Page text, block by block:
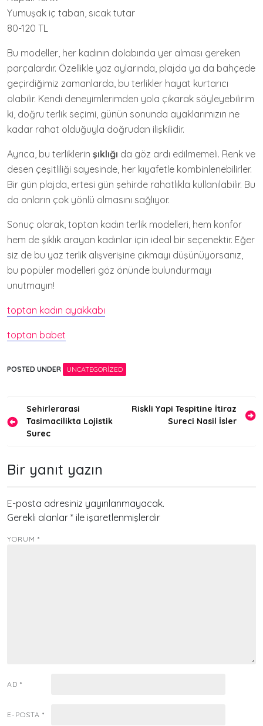
Yumuşak iç taban, sıcak tutar
80-120 TL
Bu modeller, her kadının dolabında yer alması gereken
parçalardır. Özellikle yaz aylarında, plajda ya da bahçede
geçirdiğimiz zamanlarda, bu terlikler hayat kurtarıcı
olabilir. Kendi deneyimlerimden yola çıkarak söyleyebilirim
ki, doğru terlik seçimi, günün sonunda ayaklarımızın ne
kadar rahat olduğuyla doğrudan ilişkilidir.
Ayrıca, bu terliklerin şıklığı da göz ardı edilmemeli. Renk ve
desen çeşitliliği sayesinde, her kıyafetle kombinlenebilirler.
Bir gün plajda, ertesi gün şehirde rahatlıkla kullanılabilir. Bu
da onların çok yönlü olmasını sağlıyor.
Sonuç olarak, toptan kadın terlik modelleri, hem konfor
hem de şıklık arayan kadınlar için ideal bir seçenektir. Eğer
siz de bu yaz terlik alışverişine çıkmayı düşünüyorsanız,
bu popüler modelleri göz önünde bulundurmayı
unutmayın!
toptan kadın ayakkabı
toptan babet
POSTED UNDER UNCATEGORIZED
Yazı
gezinmesi
Sehirlerarasi
Tasimacilikta Lojistik
Surec
Riskli Yapi Tespitine İtiraz
Sureci Nasil İsler
Bir yanıt yazın
E-posta adresiniz yayınlanmayacak.
Gerekli alanlar * ile işaretlenmişlerdir
YORUM *
AD *
E-POSTA *